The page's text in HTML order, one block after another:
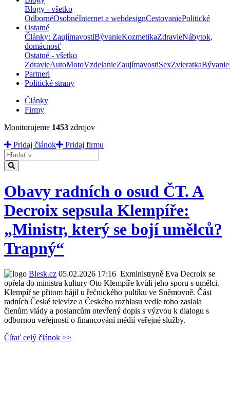
Blogy - všetko
OdbornéOsobnéInternet a webdesignCestovaniePolitické
Ostatné
Články: ZaujímavostiBývanieKozmetikaZdravieNábytok,
domácnosť
Ostatné - všetko
ZdravieAutoMotoVzdelanieZaujímavostiSexZvieratkaBývanie
Partneri
Politické strany
Články
Firmy
Monitorujeme 1453 zdrojov
Pridaj článok
Pridaj firmu
Hladať
Obavy radních o osud ČT. A
Decroix sepsula Klempíře:
„Ministr, který se bojí umělců?
Trapný“
Blesk.cz 05.02.2026 17:16 Exministryně Eva Decroix se
opřela do ministra kultury Oto Klempíře kvůli jeho sporu s umělci.
Klempíř se přitom hájil u řečnického pultíku ve Sněmovně. Část
radních České televize a Českého rozhlasu vedle toho zaslala
členům vlády a poslancům otevřený dopis s výzvou k dialogu s
odbornou veřejností o financování médií veřejné služby.
Čítať celý článok >>